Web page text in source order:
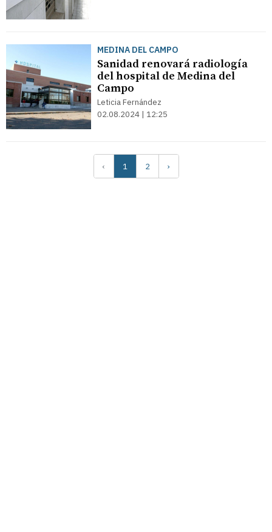
MEDINA DEL CAMPO
Sanidad renovará radiología
del hospital de Medina del
Campo
Leticia Fernández
02.08.2024 | 12:25
‹ 1 2 ›